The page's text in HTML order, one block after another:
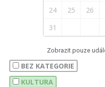
24
25 26
31
Zobrazit pouze
BEZ KATEGORIE
KULTURA